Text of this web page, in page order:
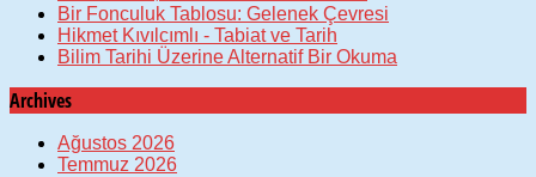
Bir Fonculuk Tablosu: Gelenek Çevresi
Hikmet Kıvılcımlı - Tabiat ve Tarih
Bilim Tarihi Üzerine Alternatif Bir Okuma
Archives
Ağustos 2026
Temmuz 2026